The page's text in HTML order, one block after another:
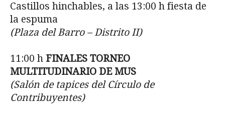
Castillos hinchables, a las 13:00 h fiesta de
la espuma
(Plaza del Barro – Distrito II)
11:00 h FINALES TORNEO
MULTITUDINARIO DE MUS
(Salón de tapices del Círculo de
Contribuyentes)